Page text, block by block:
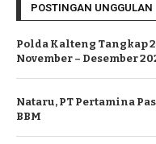
POSTINGAN UNGGULAN
Polda Kalteng Tangkap
November – Desember
Nataru, PT Pertamina
BBM